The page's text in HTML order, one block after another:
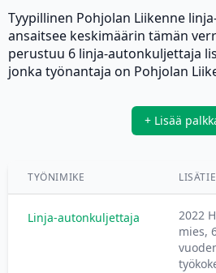
Tyypillinen Pohjolan Liikenne
ansaitsee keskimäärin tämän
perustuu 6 linja-autonkuljettaja
jonka työnantaja on Pohjolan
+ Lisää
TYÖNIMIKE
Linja-autonkuljettaja
2022
mies,